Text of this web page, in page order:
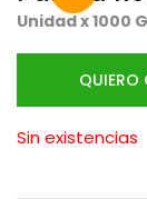
Unidad x 1000
QUIERO
Sin existencias
Recuérdame